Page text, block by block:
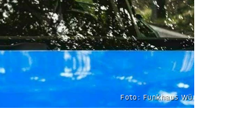
Foto: Funkhaus Würzburg